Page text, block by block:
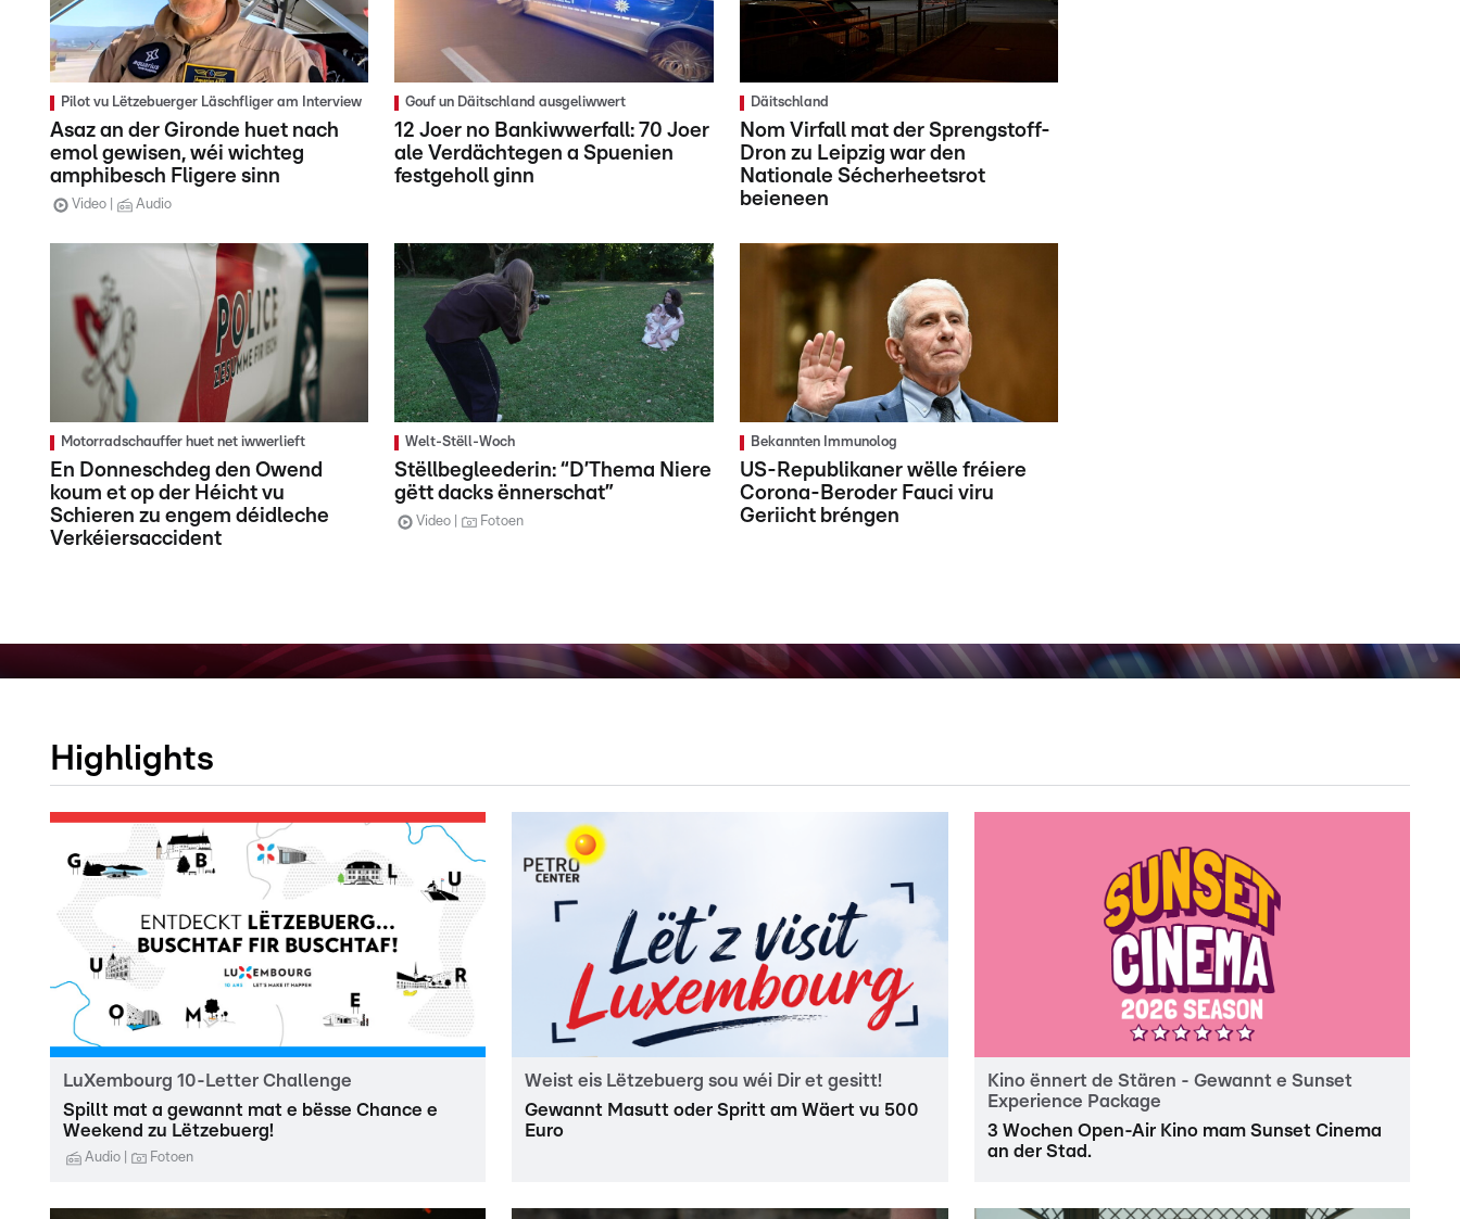
Pilot vu Lëtzebuerger Läschfliger am Interview
Asaz an der Gironde huet nach
emol gewisen, wéi wichteg
amphibesch Fligere sinn
Video Audio
Gouf un Däitschland ausgeliwwert
12 Joer no Bankiwwerfall: 70 Joer
ale Verdächtegen a Spuenien
festgeholl ginn
Däitschland
Nom Virfall mat der Sprengstoff-
Dron zu Leipzig war den
Nationale Sécherheetsrot
beieneen
Motorradschauffer huet net iwwerlieft
En Donneschdeg den Owend
koum et op der Héicht vu
Schieren zu engem déidleche
Verkéiersaccident
Welt-Stëll-Woch
Stëllbegleederin: “D’Thema Niere
gëtt dacks ënnerschat”
Video Fotoen
Bekannten Immunolog
US-Republikaner wëlle fréiere
Corona-Beroder Fauci viru
Geriicht bréngen
Highlights
LuXembourg 10-Letter Challenge
Spillt mat a gewannt mat e bësse Chance e
Weekend zu Lëtzebuerg!
Audio Fotoen
Weist eis Lëtzebuerg sou wéi Dir et gesitt!
Gewannt Masutt oder Spritt am Wäert vu 500
Euro
Kino ënnert de Stären - Gewannt e Sunset
Experience Package
3 Wochen Open-Air Kino mam Sunset Cinema
an der Stad.